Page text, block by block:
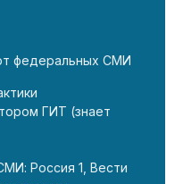
федеральных СМИ
ГИТ (знает
Россия 1, Вести